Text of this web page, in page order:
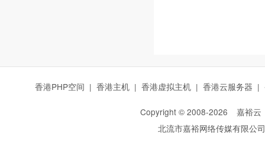
香港PHP空间 | 香港主机 | 香港虚拟主机 | 香港云服务器 |
Copyright © 2008-2026 嘉裕云
北流市嘉裕网络传媒有限公司